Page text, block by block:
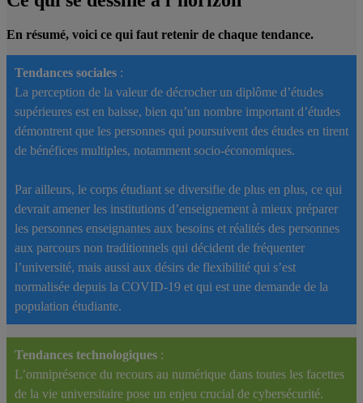
En résumé, voici ce qui faut retenir de chaque tendance.
Tendances sociales :
La perception de la valeur de décrocher un diplôme d’études
supérieures est en baisse, bien qu’un nombre important d’études
démontrent que les personnes qui poursuivent des études en tirent
de bénéfices multiples, notamment socio-économiques.
Par ailleurs, le corps étudiant se diversifie de plus en plus, ce qui
devrait amener les institutions d’enseignement à mieux préparer
les personnes enseignantes aux besoins et réalités des personnes
aux parcours non traditionnels qui décident de fréquenter
l’université, mais aussi aux désirs de flexibilité qui s’est
normalisée depuis la COVID-19 et qui est une demande de la
population étudiante.
Tendances technologiques :
L’omniprésence du recours au numérique dans toutes les facettes
de la vie universitaire pose un enjeu crucial de cybersécurité.